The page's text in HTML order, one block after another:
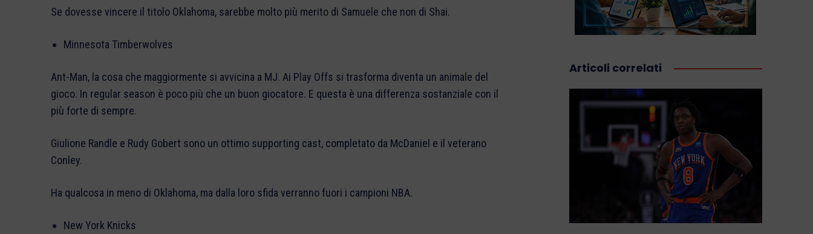
Se dovesse vincere il titolo Oklahoma, sarebbe molto più merito di Samuele che non di Shai.
Minnesota Timberwolves
Ant-Man, la cosa che maggiormente si avvicina a MJ. Ai Play Offs si trasforma diventa un animale del
gioco. In regular season è poco più che un buon giocatore. E questa è una differenza sostanziale con il
più forte di sempre.
Giulione Randle e Rudy Gobert sono un ottimo supporting cast, completato da McDaniel e il veterano
Conley.
Ha qualcosa in meno di Oklahoma, ma dalla loro sfida verranno fuori i campioni NBA.
New York Knicks
Articoli correlati